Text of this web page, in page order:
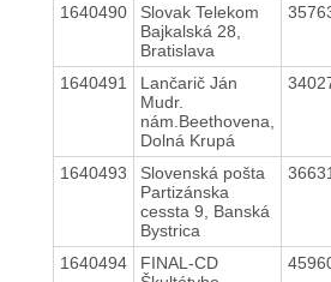
1640490
Slovak Telekom
Bajkalská 28,
Bratislava
1640491
Lančarič Ján
Mudr.
nám.Beethovena,
Dolná Krupá
1640493
Slovenská pošta
Partizánska
cessta 9, Banská
Bystrica
1640494
FINAL-CD